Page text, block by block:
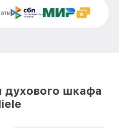
духового шкафа